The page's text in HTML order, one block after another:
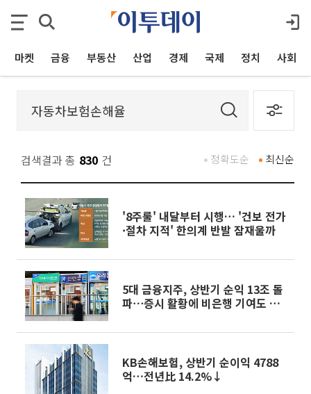
마켓 금융 부동산 산업 경제 국제 정치 사회
검색결과 총 830 건 최신순
정확도순
'8주룰' 내달부터 시행… '건보 전가
·절차 지적' 한의계 반발 잠재울까
5대 금융지주, 상반기 순익 13조 돌
파⋯증시 활황에 비은행 기여도 확
KB손해보험, 상반기 순이익 4788
억…전년比 14.2%↓